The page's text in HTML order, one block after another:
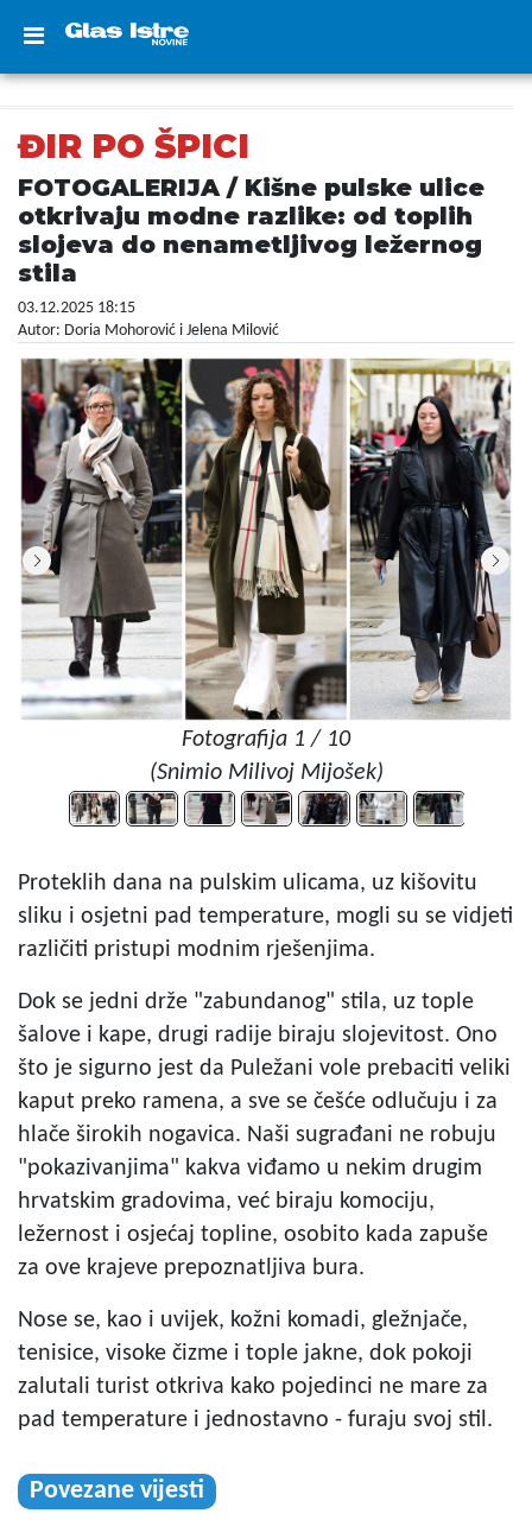
ĐIR PO ŠPICI
FOTOGALERIJA / Kišne pulske ulice
otkrivaju modne razlike: od toplih
slojeva do nenametljivog ležernog
stila
03.12.2025 18:15
Autor: Doria Mohorović i Jelena Milović
Fotografija 1 / 10
(Snimio Milivoj Mijošek)
Proteklih dana na pulskim ulicama, uz kišovitu
sliku i osjetni pad temperature, mogli su se vidjeti
različiti pristupi modnim rješenjima.
Dok se jedni drže "zabundanog" stila, uz tople
šalove i kape, drugi radije biraju slojevitost. Ono
što je sigurno jest da Puležani vole prebaciti veliki
kaput preko ramena, a sve se češće odlučuju i za
hlače širokih nogavica. Naši sugrađani ne robuju
"pokazivanjima" kakva viđamo u nekim drugim
hrvatskim gradovima, već biraju komociju,
ležernost i osjećaj topline, osobito kada zapuše
za ove krajeve prepoznatljiva bura.
Nose se, kao i uvijek, kožni komadi, gležnjače,
tenisice, visoke čizme i tople jakne, dok pokoji
zalutali turist otkriva kako pojedinci ne mare za
pad temperature i jednostavno - furaju svoj stil.
Povezane vijesti